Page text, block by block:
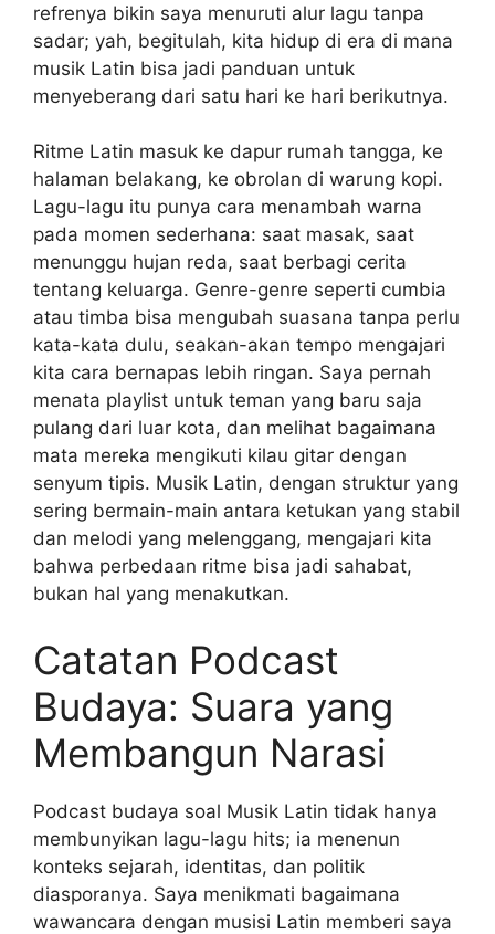
refrenya bikin saya menuruti alur lagu tanpa
sadar; yah, begitulah, kita hidup di era di mana
musik Latin bisa jadi panduan untuk
menyeberang dari satu hari ke hari berikutnya.
Ritme Latin masuk ke dapur rumah tangga, ke
halaman belakang, ke obrolan di warung kopi.
Lagu-lagu itu punya cara menambah warna
pada momen sederhana: saat masak, saat
menunggu hujan reda, saat berbagi cerita
tentang keluarga. Genre-genre seperti cumbia
atau timba bisa mengubah suasana tanpa perlu
kata-kata dulu, seakan-akan tempo mengajari
kita cara bernapas lebih ringan. Saya pernah
menata playlist untuk teman yang baru saja
pulang dari luar kota, dan melihat bagaimana
mata mereka mengikuti kilau gitar dengan
senyum tipis. Musik Latin, dengan struktur yang
sering bermain-main antara ketukan yang stabil
dan melodi yang melenggang, mengajari kita
bahwa perbedaan ritme bisa jadi sahabat,
bukan hal yang menakutkan.
Catatan Podcast
Budaya: Suara yang
Membangun Narasi
Podcast budaya soal Musik Latin tidak hanya
membunyikan lagu-lagu hits; ia menenun
konteks sejarah, identitas, dan politik
diasporanya. Saya menikmati bagaimana
wawancara dengan musisi Latin memberi saya